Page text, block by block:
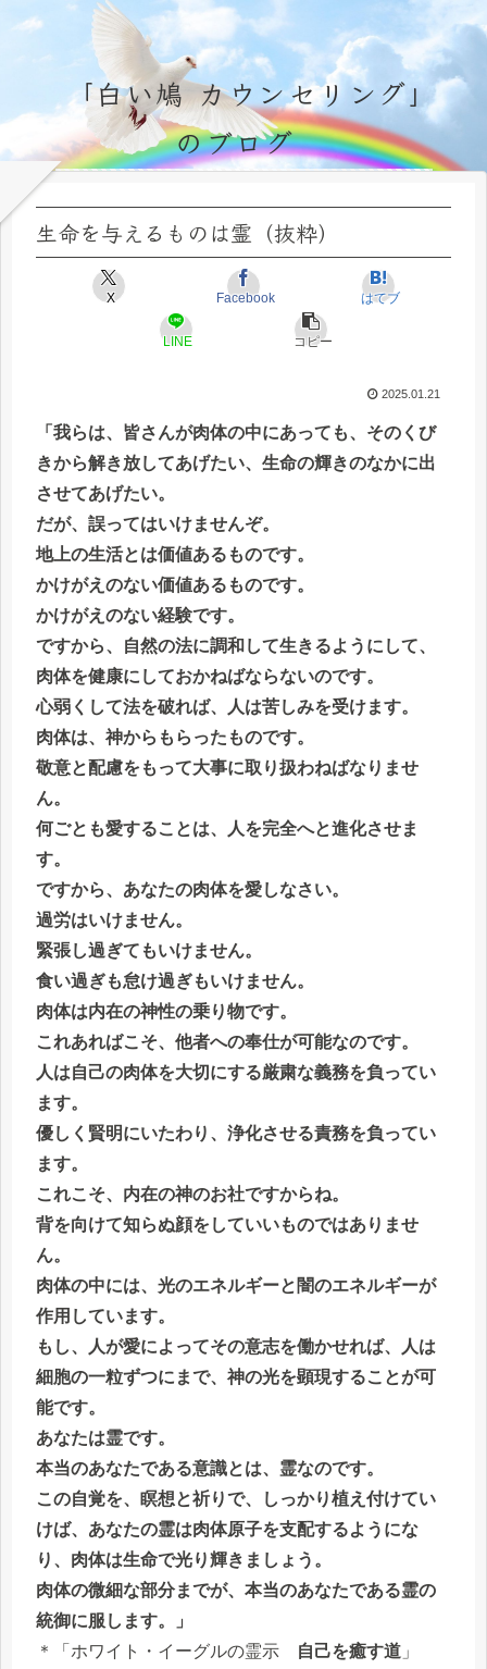
「白い鳩 カウンセリング」
のブログ
生命を与えるものは霊（抜粋）
X Facebook はてブ
LINE コピー
2025.01.21
「我らは、皆さんが肉体の中にあっても、そのくび
きから解き放してあげたい、生命の輝きのなかに出
させてあげたい。
だが、誤ってはいけませんぞ。
地上の生活とは価値あるものです。
かけがえのない価値あるものです。
かけがえのない経験です。
ですから、自然の法に調和して生きるようにして、
肉体を健康にしておかねばならないのです。
心弱くして法を破れば、人は苦しみを受けます。
肉体は、神からもらったものです。
敬意と配慮をもって大事に取り扱わねばなりませ
ん。
何ごとも愛することは、人を完全へと進化させま
す。
ですから、あなたの肉体を愛しなさい。
過労はいけません。
緊張し過ぎてもいけません。
食い過ぎも怠け過ぎもいけません。
肉体は内在の神性の乗り物です。
これあればこそ、他者への奉仕が可能なのです。
人は自己の肉体を大切にする厳粛な義務を負ってい
ます。
優しく賢明にいたわり、浄化させる責務を負ってい
ます。
これこそ、内在の神のお社ですからね。
背を向けて知らぬ顔をしていいものではありませ
ん。
肉体の中には、光のエネルギーと闇のエネルギーが
作用しています。
もし、人が愛によってその意志を働かせれば、人は
細胞の一粒ずつにまで、神の光を顕現することが可
能です。
あなたは霊です。
本当のあなたである意識とは、霊なのです。
この自覚を、瞑想と祈りで、しっかり植え付けてい
けば、あなたの霊は肉体原子を支配するようにな
り、肉体は生命で光り輝きましょう。
肉体の微細な部分までが、本当のあなたである霊の
統御に服します。」
＊「ホワイト・イーグルの霊示
自己を癒す道 」